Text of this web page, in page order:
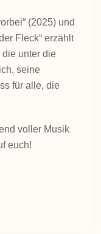
(2025) und
Fleck“ erzählt
unter die
seine
für alle, die
voller Musik
euch!